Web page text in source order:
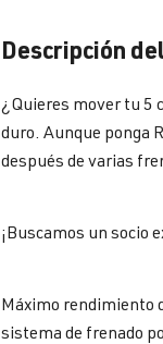
Descripción
¿Quieres mover tu 5
duro. Aunque ponga
después de varias
¡Buscamos un socio
Máximo rendimiento
sistema de frenado